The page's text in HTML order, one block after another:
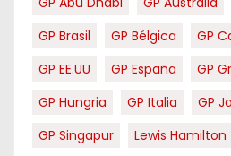
GP Brasil
GP Bélgica GP
GP EE.UU
GP España
GP
GP Hungria
GP Italia GP
GP Singapur
Lewis Hamilton